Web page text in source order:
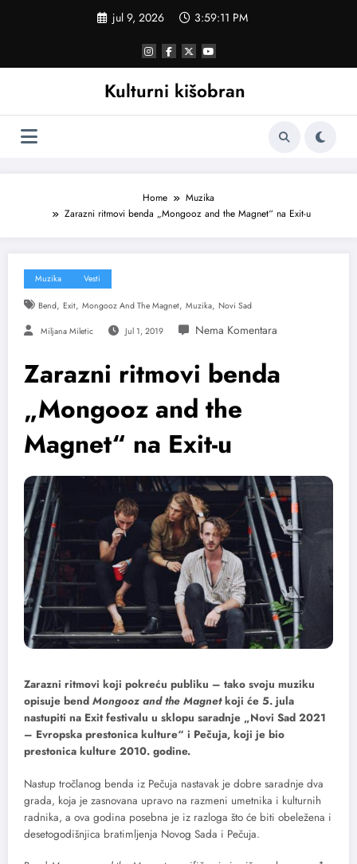
jul 9, 2026 3:59:12 PM
Kulturni kišobran
Home
Muzika
Zarazni ritmovi benda „Mongooz and the Magnet“ na Exit-u
Muzika Vesti
Bend, Exit, Mongooz And The Magnet, Muzika, Novi Sad
Miljana Miletic Jul 1, 2019
Zarazni ritmovi benda
„Mongooz and the
Magnet“ na Exit-u
Zarazni ritmovi koji pokreću publiku – tako svoju muziku
opisuje bend Mongooz and the Magnetkoji će 5. jula
nastupiti na Exit festivalu u sklopu saradnje „Novi Sad 2021
– Evropska prestonica kulture“ i Pečuja, koji je bio
prestonica kulture 2010. godine.
Nastup tročlanog benda iz Pečuja nastavak je dobre saradnje dva
grada, koja je zasnovana upravo na razmeni umetnika i kulturnih
radnika, a ova godina posebna je iz razloga što će biti obeležena i
desetogodišnjica bratimljenja Novog Sada i Pečuja.